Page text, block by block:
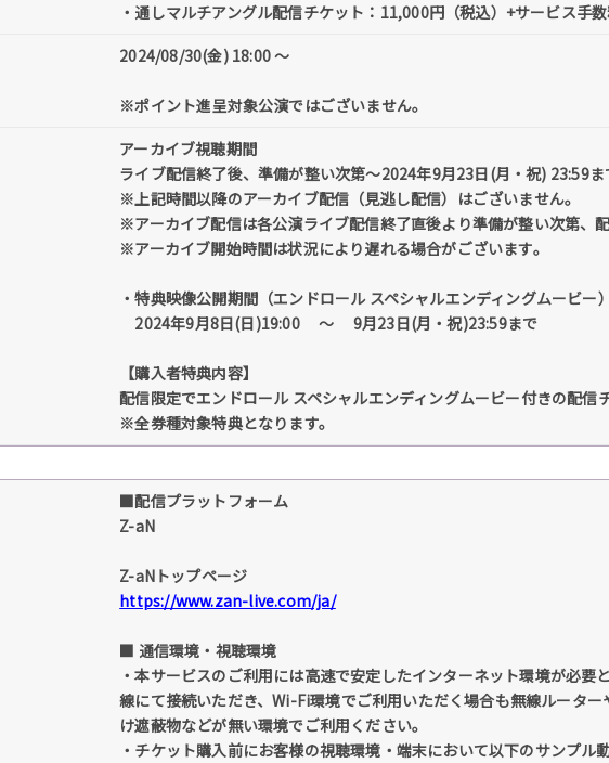
・通しマルチアングル配信チケット：11,000円（税込）+サービス手
2024/08/30(金) 18:00 〜
※ポイント進呈対象公演ではございません。
アーカイブ視聴期間
ライブ配信終了後、準備が整い次第〜2024年9月23日(月・祝) 23:59ま
※上記時間以降のアーカイブ配信（見逃し配信）はございません。
※アーカイブ配信は各公演ライブ配信終了直後より準備が整い次第、
※アーカイブ開始時間は状況により遅れる場合がございます。
・特典映像公開期間（エンドロール スペシャルエンディングムービー
2024年9月8日(日)19:00 〜 9月23日(月・祝)23:59まで
【購入者特典内容】
配信限定でエンドロール スペシャルエンディングムービー付きの配信
※全券種対象特典となります。
■配信プラットフォーム
Z-aN
Z-aNトップページ
https://www.zan-live.com/ja/
■ 通信環境・視聴環境
・本サービスのご利用には高速で安定したインターネット環境が必
線にて接続いただき、Wi-Fi環境でご利用いただく場合も無線ルータ
け遮蔽物などが無い環境でご利用ください。
・チケット購入前にお客様の視聴環境・端末において以下のサンプ